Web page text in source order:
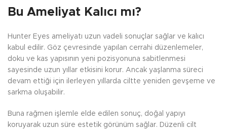
Bu Ameliyat Kalıcı mı?
Hunter Eyes ameliyatı uzun vadeli sonuçlar sağlar ve kalıcı
kabul edilir. Göz çevresinde yapılan cerrahi düzenlemeler,
doku ve kas yapısının yeni pozisyonuna sabitlenmesi
sayesinde uzun yıllar etkisini korur. Ancak yaşlanma süreci
devam ettiği için ilerleyen yıllarda ciltte yeniden gevşeme ve
sarkma oluşabilir.
Buna rağmen işlemle elde edilen sonuç, doğal yapıyı
koruyarak uzun süre estetik görünüm sağlar. Düzenli cilt